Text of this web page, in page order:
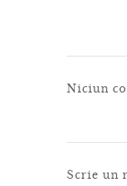
Niciun
Scrie un